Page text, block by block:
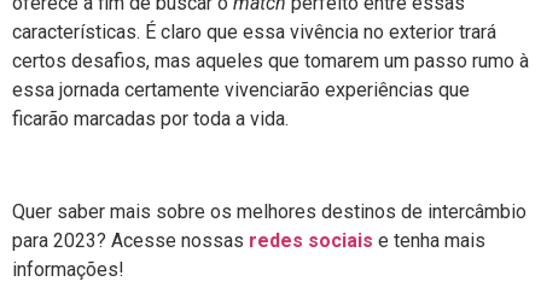
características. É claro que essa vivência no exterior trará
certos desafios, mas aqueles que tomarem um passo rumo à
essa jornada certamente vivenciarão experiências que
ficarão marcadas por toda a vida.
Quer saber mais sobre os melhores destinos de intercâmbio
para 2023? Acesse nossas redes sociais e tenha mais
informações!